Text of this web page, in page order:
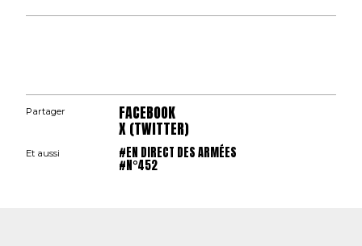
Partager FACEBOOK
X (TWITTER)
Et aussi #EN DIRECT DES ARMÉES
#N°452